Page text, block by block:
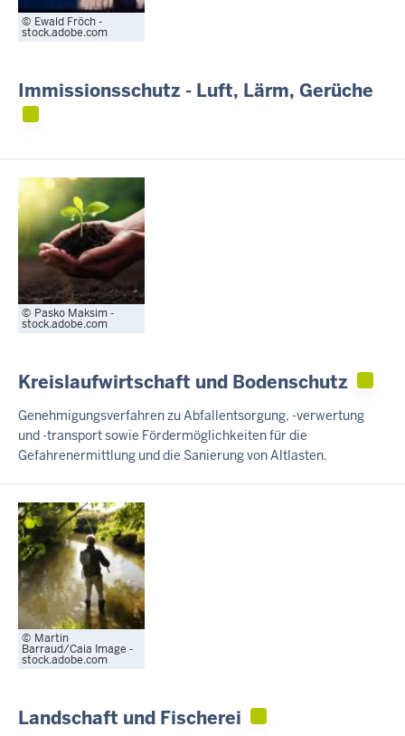
Ewald Fröch -
stock.adobe.com
Immissionsschutz - Luft, Lärm, Gerüche
Pasko Maksim -
stock.adobe.com
Kreislaufwirtschaft und Bodenschutz
Genehmigungsverfahren zu Abfallentsorgung, -verwertung
und -transport sowie Fördermöglichkeiten für die
Gefahrenermittlung und die Sanierung von Altlasten.
Martin
Barraud/Caia Image -
stock.adobe.com
Landschaft und Fischerei